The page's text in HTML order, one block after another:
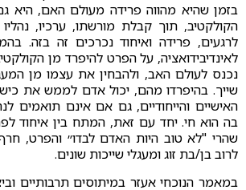
בזמן שהיא מהווה פרידה מעולם האם, היא
הקולקטיב, תוך קבלת מורשתו, ערכיו, נהליו
לרגעים, פרידה ואיחוד נכרכים זה בזה.
לאינדיבידואציה, על הפרט להיפרד מן
נכנס לעולם האב, ולהבחין את עצמו מן
שייך. בהיפרדו מהם, יכול אדם לממש את
האישיים והייחודיים, גם אם אינם תואמים
בה הוא חי. יחד עם זאת, המתח בין איחוד
שהרי "לא טוב היות האדם לבדו״ והפרט,
לרוב בן/בת זוג ומעגלי שייכות שונים.
במאמר הנוכחי אעזר במיתוסים תרבותיים